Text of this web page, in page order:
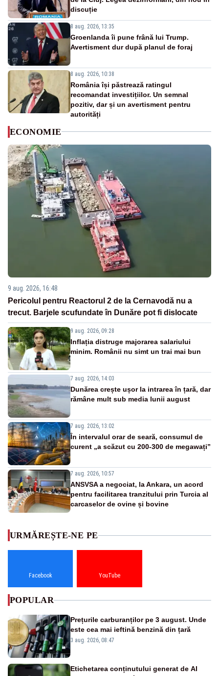
discuție
8 aug. 2026, 13:35
Groenlanda îi pune frână lui Trump.
Avertisment dur după planul de foraj
8 aug. 2026, 10:38
România își păstrează ratingul
recomandat investițiilor. Un semnal
pozitiv, dar și un avertisment pentru
autorități
ECONOMIE
9 aug. 2026, 16:48
Pericolul pentru Reactorul 2 de la Cernavodă nu a
trecut. Barjele scufundate în Dunăre pot fi dislocate
9 aug. 2026, 09:28
Inflația distruge majorarea salariului
minim. Românii nu simt un trai mai bun
7 aug. 2026, 14:03
Dunărea crește ușor la intrarea în țară, dar
rămâne mult sub media lunii august
7 aug. 2026, 13:02
În intervalul orar de seară, consumul de
curent „a scăzut cu 200-300 de megawați”
7 aug. 2026, 10:57
ANSVSA a negociat, la Ankara, un acord
pentru facilitarea tranzitului prin Turcia al
carcaselor de ovine și bovine
URMĂREȘTE-NE PE
Facebook YouTube
POPULAR
Prețurile carburanților pe 3 august. Unde
este cea mai ieftină benzină din țară
3 aug. 2026, 08:47
Etichetarea conținutului generat de AI